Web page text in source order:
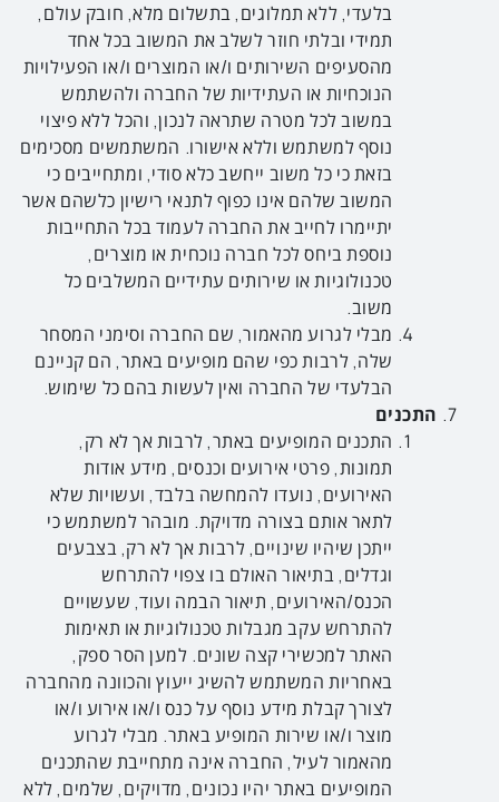
בלעדי, ללא תמלוגים, בתשלום מלא, חובק עולם,
תמידי ובלתי חוזר לשלב את המשוב בכל אחד
מהסעיפים השירותים ו/או המוצרים ו/או הפעילויות
הנוכחיות או העתידיות של החברה ולהשתמש
במשוב לכל מטרה שתראה לנכון, והכל ללא פיצוי
נוסף למשתמש וללא אישורו. המשתמשים מסכימים
בזאת כי כל משוב ייחשב כלא סודי, ומתחייבים כי
המשוב שלהם אינו כפוף לתנאי רישיון כלשהם אשר
יתיימרו לחייב את החברה לעמוד בכל התחייבות
נוספת ביחס לכל חברה נוכחית או מוצרים,
טכנולוגיות או שירותים עתידיים המשלבים כל
משוב.
מבלי לגרוע מהאמור, שם החברה וסימני המסחר
שלה, לרבות כפי שהם מופיעים באתר, הם קניינם
הבלעדי של החברה ואין לעשות בהם כל שימוש.
התכנים
התכנים המופיעים באתר, לרבות אך לא רק,
תמונות, פרטי אירועים וכנסים, מידע אודות
האירועים, נועדו להמחשה בלבד, ועשויות שלא
לתאר אותם בצורה מדויקת. מובהר למשתמש כי
ייתכן שיהיו שינויים, לרבות אך לא רק, בצבעים
וגדלים, בתיאור האולם בו צפוי להתרחש
הכנס/האירועים, תיאור הבמה ועוד, שעשויים
להתרחש עקב מגבלות טכנולוגיות או תאימות
האתר למכשירי קצה שונים. למען הסר ספק,
באחריות המשתמש להשיג ייעוץ והכוונה מהחברה
לצורך קבלת מידע נוסף על כנס ו/או אירוע ו/או
מוצר ו/או שירות המופיע באתר. מבלי לגרוע
מהאמור לעיל, החברה אינה מתחייבת שהתכנים
המופיעים באתר יהיו נכונים, מדויקים, שלמים, ללא